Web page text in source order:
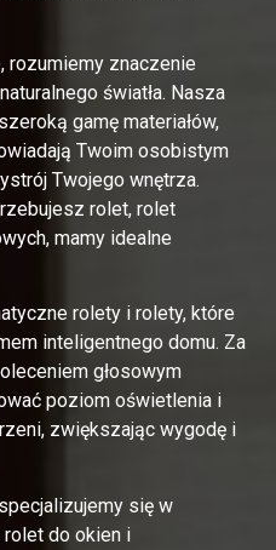
rozumiemy znaczenie
światła. Nasza
gamę materiałów,
Twoim osobistym
Twojego wnętrza.
rolet, rolet
mamy idealne
rolety i rolety, które
inteligentnego domu. Za
głosowym
poziom oświetlenia i
zwiększając wygodę i
się w
do okien i